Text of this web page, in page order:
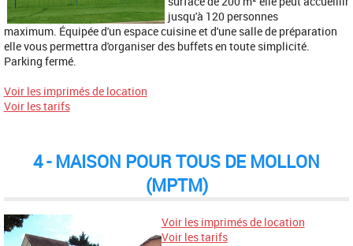
jusqu'à 120 personnes
maximum. Équipée d'un espace cuisine et d'une salle de préparation
elle vous permettra d'organiser des buffets en toute simplicité.
Parking fermé.
Voir les imprimés de location
Voir les tarifs
4 - MAISON POUR TOUS DE MOLLON
(MPTM)
Voir les imprimés de location
Voir les tarifs